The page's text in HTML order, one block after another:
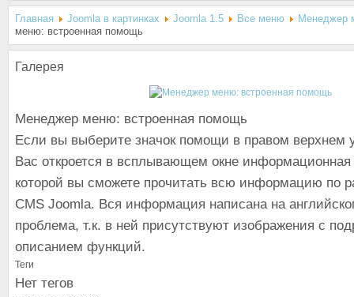
Главная Joomla в картинках Joomla 1.5 Все меню
Менеджер
меню: встроенная помощь
Галерея
Менеджер меню: встроенная помощь
Если вы выберите значок помощи в правом верхнем
Вас откроется в всплывающем окне информационная
которой вы сможете прочитать всю информацию по
CMS Joomla. Вся информация написана на
проблема, т.к. в ней присутствуют изображения с
описанием функций.
Теги
Нет тегов